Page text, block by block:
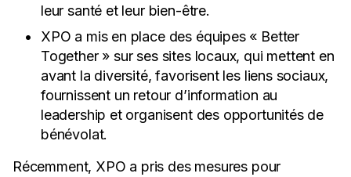
leur santé et leur bien-être.
XPO a mis en place des équipes « Better
Together » sur ses sites locaux, qui mettent en
avant la diversité, favorisent les liens sociaux,
fournissent un retour d’information au
leadership et organisent des opportunités de
bénévolat.
Récemment, XPO a pris des mesures pour